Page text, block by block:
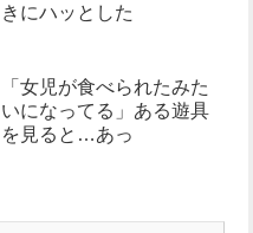
きにハッとした
「女児が食べられたみた
いになってる」ある遊具
を見ると…あっ